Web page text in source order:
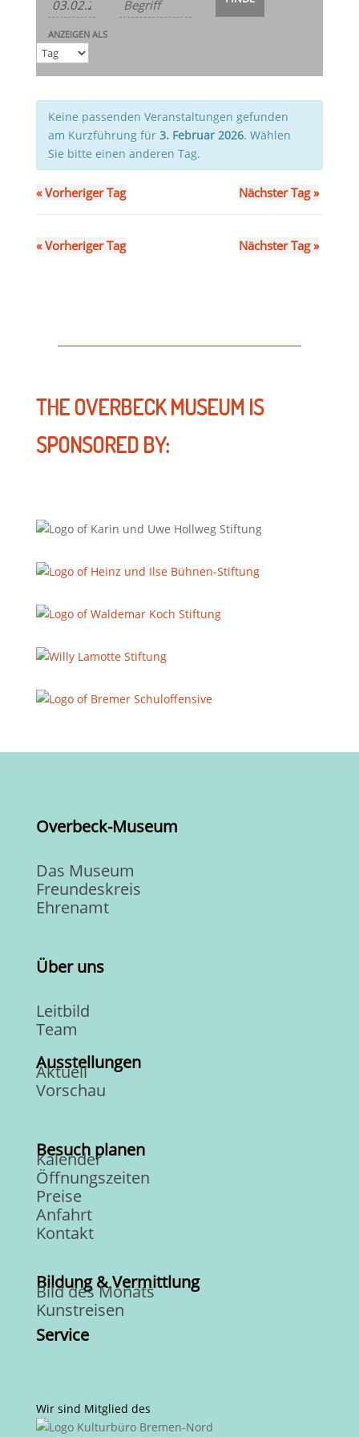
und
Ansichten,
Navigation
Ansichten-
Navigation
ANZEIGEN ALS
Keine passenden Veranstaltungen gefunden
am Kurzführung für 3. Februar 2026. Wählen
Sie bitte einen anderen Tag.
«Vorheriger Tag Nächster Tag»
«Vorheriger Tag Nächster Tag»
THE OVERBECK MUSEUM IS
SPONSORED BY:
Overbeck-Museum
Das Museum
Freundeskreis
Ehrenamt
Über uns
Leitbild
Team
Ausstellungen
Aktuell
Vorschau
Besuch planen
Kalender
Öffnungszeiten
Preise
Anfahrt
Kontakt
Bildung & Vermittlung
Bild des Monats
Kunstreisen
Service
Wir sind Mitglied des